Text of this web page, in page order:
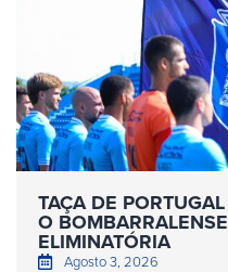
TAÇA DE
O
ELIMINATÓRIA
Agosto 3, 2026